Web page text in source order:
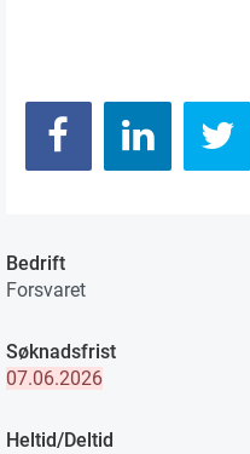
Bedrift
Forsvaret
Søknadsfrist
07.06.2026
Heltid/Deltid